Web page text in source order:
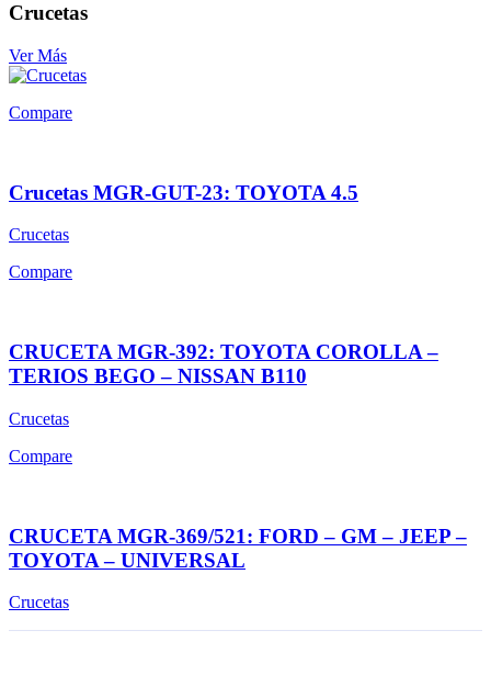
Crucetas
Ver Más
Compare
Crucetas MGR-GUT-23: TOYOTA 4.5
Crucetas
Compare
CRUCETA MGR-392: TOYOTA COROLLA –
TERIOS BEGO – NISSAN B110
Crucetas
Compare
CRUCETA MGR-369/521: FORD – GM – JEEP –
TOYOTA – UNIVERSAL
Crucetas